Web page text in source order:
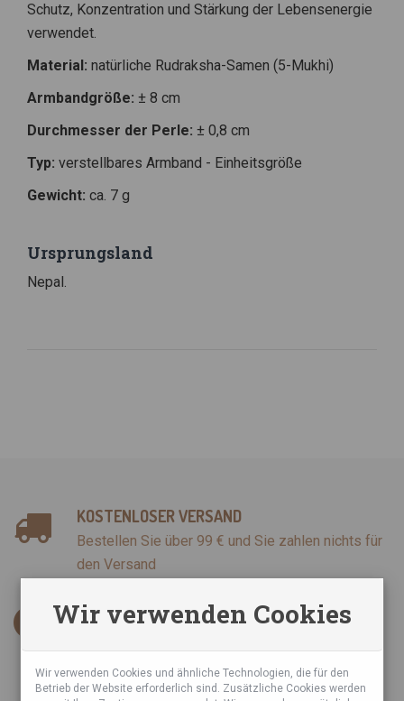
Schutz, Konzentration und Stärkung der Lebensenergie
verwendet.
Material: natürliche Rudraksha-Samen (5-Mukhi)
Armbandgröße: ± 8 cm
Durchmesser der Perle: ± 0,8 cm
Typ: verstellbares Armband - Einheitsgröße
Gewicht: ca. 7 g
Ursprungsland
Nepal.
KOSTENLOSER VERSAND
Bestellen Sie über 99 € und Sie zahlen nichts für
den Versand
INFORMATIONEN
Datenschutzrichtlinie
Wir verwenden Cookies
Wir verwenden Cookies und ähnliche Technologien, die für den
Betrieb der Website erforderlich sind. Zusätzliche Cookies werden